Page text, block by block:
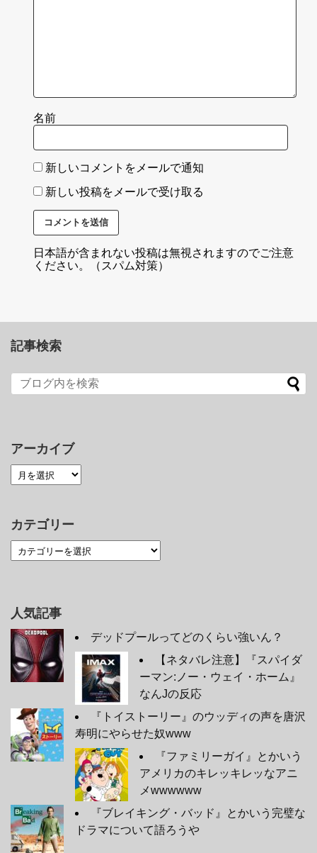
名前
新しいコメントをメールで通知
新しい投稿をメールで受け取る
日本語が含まれない投稿は無視されますのでご注意
ください。（スパム対策）
記事検索
アーカイブ
カテゴリー
人気記事
デッドプールってどのくらい強いん？
【ネタバレ注意】『スパイダ
ーマン:ノー・ウェイ・ホーム』
なんJの反応
『トイストーリー』のウッディの声を唐沢
寿明にやらせた奴www
『ファミリーガイ』とかいう
アメリカのキレッキレッなアニ
メwwwwww
『ブレイキング・バッド』とかいう完璧な
ドラマについて語ろうや